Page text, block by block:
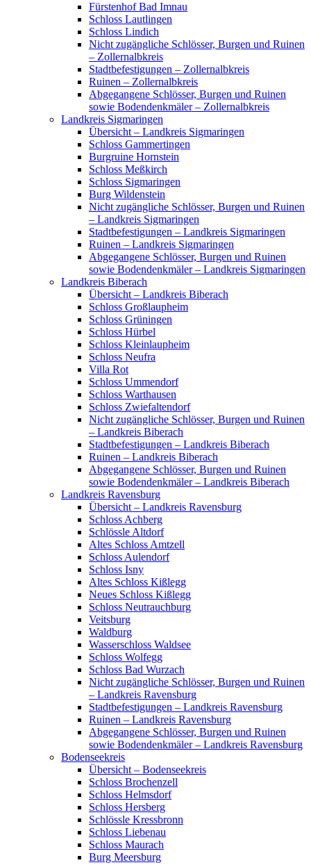
Fürstenhof Bad Imnau
Schloss Lautlingen
Schloss Lindich
Nicht zugängliche Schlösser, Burgen und Ruinen
– Zollernalbkreis
Stadtbefestigungen – Zollernalbkreis
Ruinen – Zollernalbkreis
Abgegangene Schlösser, Burgen und Ruinen
sowie Bodendenkmäler – Zollernalbkreis
Landkreis Sigmaringen
Übersicht – Landkreis Sigmaringen
Schloss Gammertingen
Burgruine Hornstein
Schloss Meßkirch
Schloss Sigmaringen
Burg Wildenstein
Nicht zugängliche Schlösser, Burgen und Ruinen
– Landkreis Sigmaringen
Stadtbefestigungen – Landkreis Sigmaringen
Ruinen – Landkreis Sigmaringen
Abgegangene Schlösser, Burgen und Ruinen
sowie Bodendenkmäler – Landkreis Sigmaringen
Landkreis Biberach
Übersicht – Landkreis Biberach
Schloss Großlaupheim
Schloss Grüningen
Schloss Hürbel
Schloss Kleinlaupheim
Schloss Neufra
Villa Rot
Schloss Ummendorf
Schloss Warthausen
Schloss Zwiefaltendorf
Nicht zugängliche Schlösser, Burgen und Ruinen
– Landkreis Biberach
Stadtbefestigungen – Landkreis Biberach
Ruinen – Landkreis Biberach
Abgegangene Schlösser, Burgen und Ruinen
sowie Bodendenkmäler – Landkreis Biberach
Landkreis Ravensburg
Übersicht – Landkreis Ravensburg
Schloss Achberg
Schlössle Altdorf
Altes Schloss Amtzell
Schloss Aulendorf
Schloss Isny
Altes Schloss Kißlegg
Neues Schloss Kißlegg
Schloss Neutrauchburg
Veitsburg
Waldburg
Wasserschloss Waldsee
Schloss Wolfegg
Schloss Bad Wurzach
Nicht zugängliche Schlösser, Burgen und Ruinen
– Landkreis Ravensburg
Stadtbefestigungen – Landkreis Ravensburg
Ruinen – Landkreis Ravensburg
Abgegangene Schlösser, Burgen und Ruinen
sowie Bodendenkmäler – Landkreis Ravensburg
Bodenseekreis
Übersicht – Bodenseekreis
Schloss Brochenzell
Schloss Helmsdorf
Schloss Hersberg
Schlössle Kressbronn
Schloss Liebenau
Schloss Maurach
Burg Meersburg